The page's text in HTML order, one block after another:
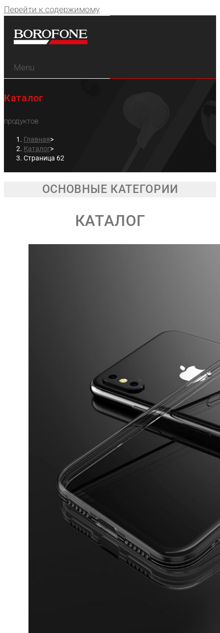
Перейти к содержимому
Menu
Каталог
продуктов
Главная>
Каталог>
Страница 62
ОСНОВНЫЕ КАТЕГОРИИ
КАТАЛОГ